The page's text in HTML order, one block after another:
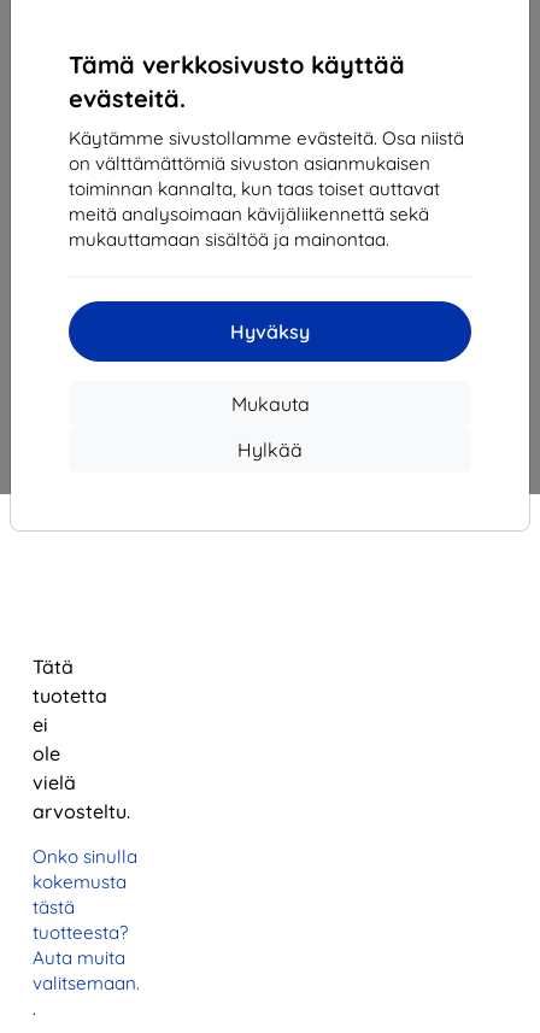
Tämä verkkosivusto käyttää
evästeitä.
Käytämme sivustollamme evästeitä. Osa niistä
on välttämättömiä sivuston asianmukaisen
toiminnan kannalta, kun taas toiset auttavat
meitä analysoimaan kävijäliikennettä sekä
mukauttamaan sisältöä ja mainontaa.
Hyväksy
Mukauta
Hylkää
Tätä
tuotetta
ei
ole
vielä
arvosteltu.
Onko sinulla
kokemusta
tästä
tuotteesta?
Auta muita
valitsemaan.
.